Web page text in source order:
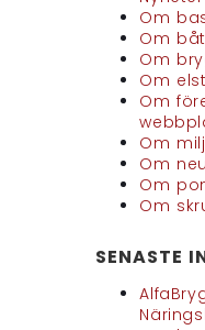
Om
Om
Om
Om
Om
Om
Om
Om
Om
SENASTE